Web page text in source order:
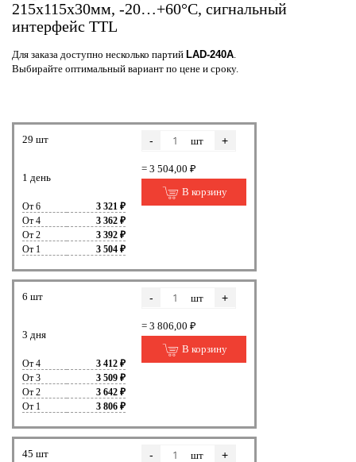
215х115х30мм, -20…+60°С, сигнальный
интерфейс TTL
Для заказа доступно несколько партий LAD-240A
Выбирайте оптимальный вариант по цене и сроку.
29 шт
1 день
От 6
3 321 ₽
От 4
3 362 ₽
От 2
3 392 ₽
От 1
3 504 ₽
- шт +
= 3 504,00 ₽
В корзину
6 шт
3 дня
От 4
3 412 ₽
От 3
3 509 ₽
От 2
3 642 ₽
От 1
3 806 ₽
- шт +
= 3 806,00 ₽
В корзину
45 шт - шт +